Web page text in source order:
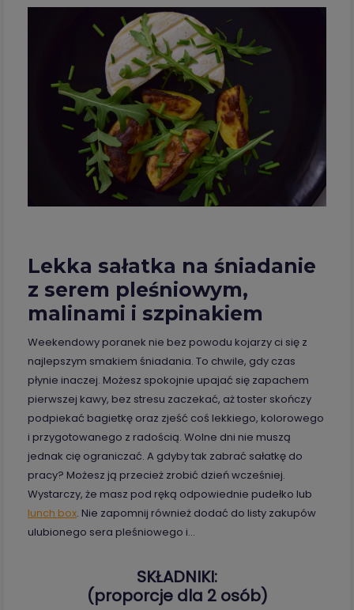
Lekka sałatka na śniadanie
z serem pleśniowym,
malinami i szpinakiem
Weekendowy poranek nie bez powodu kojarzy ci się z
najlepszym smakiem śniadania. To chwile, gdy czas
płynie inaczej. Możesz spokojnie upajać się zapachem
pierwszej kawy, bez stresu zaczekać, aż toster skończy
podpiekać bagietkę oraz zjeść coś lekkiego, kolorowego
i przygotowanego z radością. Wolne dni nie muszą
jednak cię ograniczać. A gdyby tak zabrać sałatkę do
pracy? Możesz ją przecież zrobić dzień wcześniej.
Wystarczy, że masz pod ręką odpowiednie pudełko lub
lunch box. Nie zapomnij również dodać do listy zakupów
ulubionego sera pleśniowego i…
SKŁADNIKI:
(proporcje dla 2 osób)